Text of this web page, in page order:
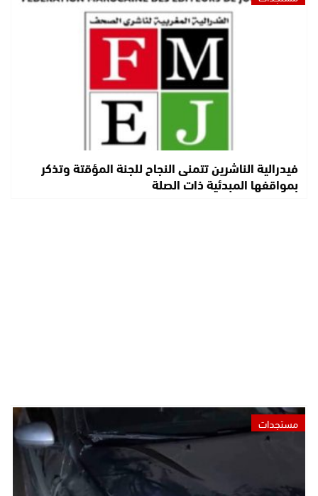
فيدرالية الناشرين تتمنى النجاح للجنة المؤقتة وتذكر
بمواقفها المبدئية ذات الصلة
مستجدات